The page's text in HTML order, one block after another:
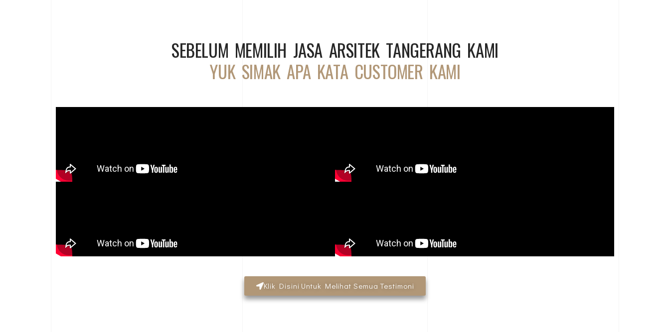
SEBELUM MEMILIH JASA ARSITEK TANGERANG KAMI
YUK SIMAK APA KATA CUSTOMER KAMI
Klik Disini Untuk Melihat Semua Testimoni